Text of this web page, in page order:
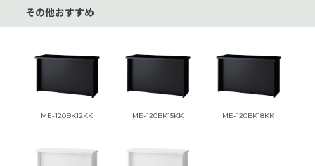
その他おすすめ
ME-120BK12KK ME-120BK15KK ME-120BK18KK